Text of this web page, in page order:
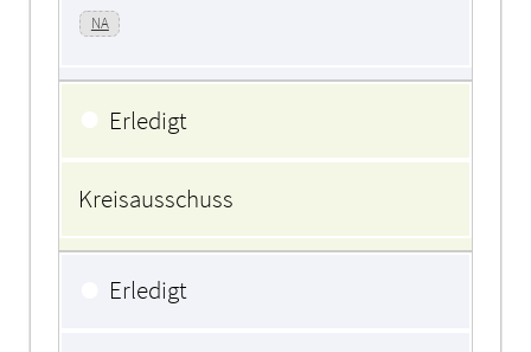
NA
● Erledigt
Kreisausschuss
Erledigt